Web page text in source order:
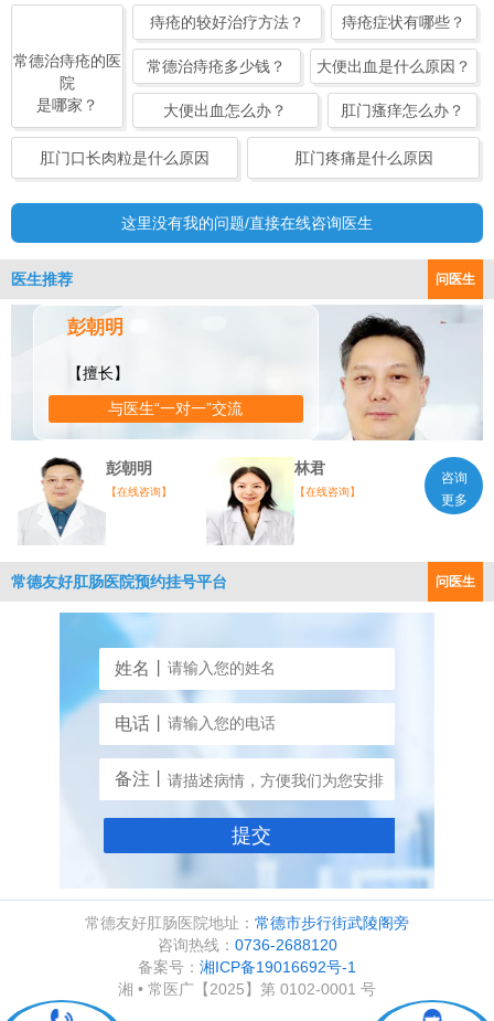
常德治痔疮的医
院
是哪家？
痔疮的较好治疗方法？ 痔疮症状有哪些？
常德治痔疮多少钱？ 大便出血是什么原因？
大便出血怎么办？ 肛门瘙痒怎么办？
肛门口长肉粒是什么原因 肛门疼痛是什么原因
这里没有我的问题/直接在线咨询医生
医生推荐 问医生
彭朝明
【擅长】
与医生“一对一”交流
彭朝明
【在线咨询】
林君
【在线咨询】
咨询
更多
常德友好肛肠医院预约挂号平台 问医生
姓名丨
电话丨
备注丨
常德友好肛肠医院地址： 常德市步行街武陵阁旁
咨询热线： 0736-2688120
备案号： 湘ICP备19016692号-1
湘 • 常医广【2025】第 0102-0001 号